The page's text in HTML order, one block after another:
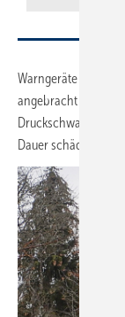
Warngeräte sollen
angebracht sein, da
Dauer schädigen.